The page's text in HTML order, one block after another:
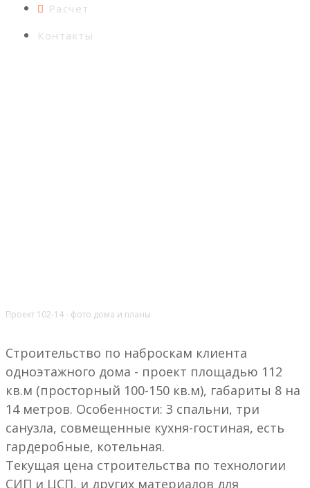
Расчет
Контакты
Проект 102-14 - фото дома и планы
Строительство по наброскам клиента
одноэтажного дома - проект площадью 112
кв.м (просторный 100-150 кв.м), габариты 8 на
14 метров. Особенности: 3 спальни, три
санузла, совмещенные кухня-гостиная, есть
гардеробные, котельная.
Текущая цена строительства по технологии
СИП и ЦСП, и других материалов для